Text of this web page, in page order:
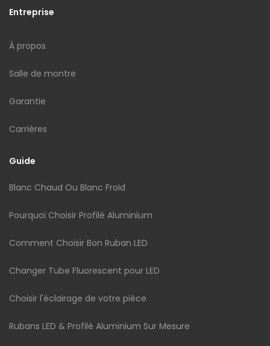
Entreprise
À propos
Salle de montre
Garantie
Carrières
Guide
Blanc Chaud Ou Blanc Froid
Pourquoi Choisir Profilé Aluminium
Comment Choisir Bon Ruban LED
Changer Tube Fluorescent pour LED
Choisir l'éclairage de votre pièce
Rubans LED & Profilé Aluminium Sur Mesure